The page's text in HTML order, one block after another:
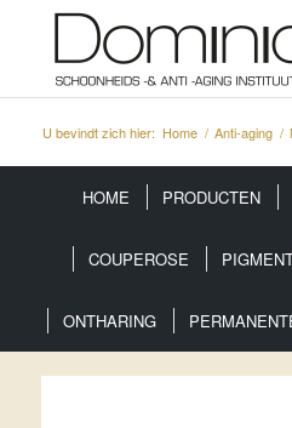
U bevindt zich hier: Home / Anti-aging /
HOME PRODUCTEN
COUPEROSE
ONTHARING